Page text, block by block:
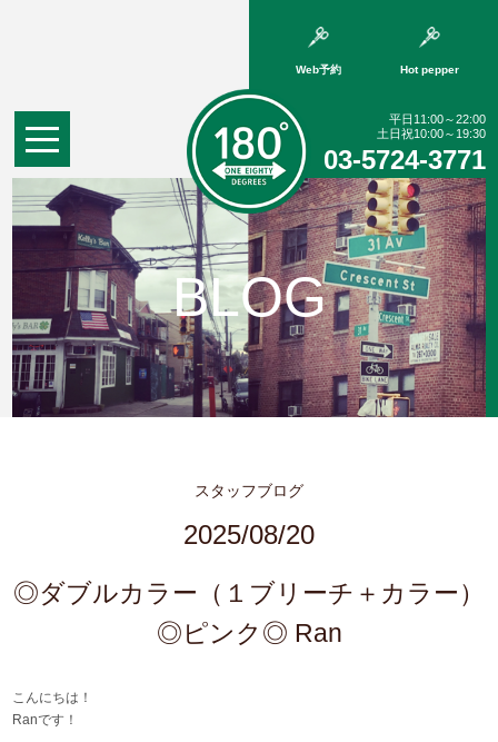
Web予約 Hot pepper
平日11:00～22:00
土日祝10:00～19:30
03-5724-3771
BLOG
スタッフブログ
2025/08/20
◎ダブルカラー（１ブリーチ＋カラー）
◎ピンク◎ Ran
こんにちは！
Ranです！